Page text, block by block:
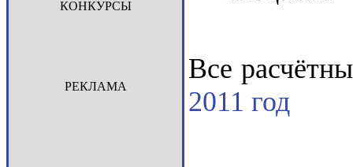
КОНКУРСЫ
РЕКЛАМА
Все
2011 год